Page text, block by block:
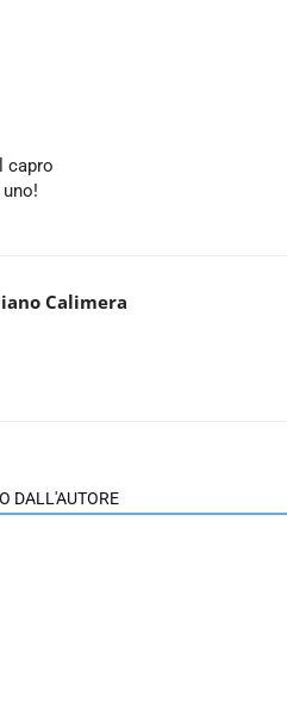
capro
Calimera
DALL'AUTORE